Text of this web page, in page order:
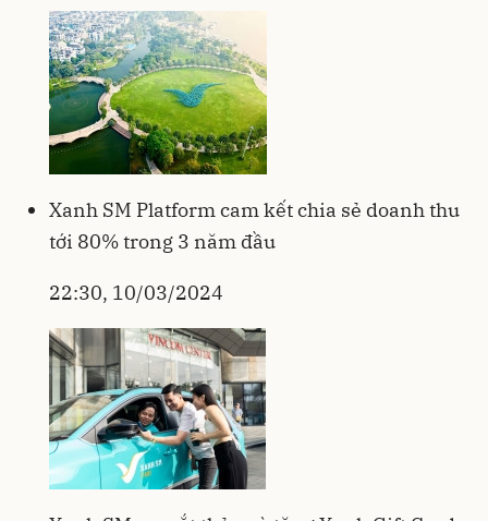
Xanh SM Platform cam kết chia sẻ doanh thu
tới 80% trong 3 năm đầu
22:30, 10/03/2024